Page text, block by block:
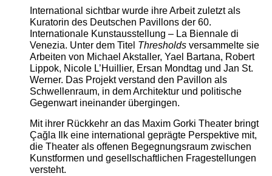
International sichtbar wurde ihre Arbeit zuletzt als
Kuratorin des Deutschen Pavillons der 60.
Internationale Kunstausstellung – La Biennale di
Venezia. Unter dem Titel Thresholdsversammelte sie
Arbeiten von Michael Akstaller, Yael Bartana, Robert
Lippok, Nicole L’Huillier, Ersan Mondtag und Jan St.
Werner. Das Projekt verstand den Pavillon als
Schwellenraum, in dem Architektur und politische
Gegenwart ineinander übergingen.
Mit ihrer Rückkehr an das Maxim Gorki Theater bringt
Çağla Ilk eine international geprägte Perspektive mit,
die Theater als offenen Begegnungsraum zwischen
Kunstformen und gesellschaftlichen Fragestellungen
versteht.